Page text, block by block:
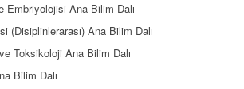
Embriyolojisi Ana Bilim Dalı
(Disiplinlerarası) Ana Bilim Dalı
Toksikoloji Ana Bilim Dalı
Bilim Dalı